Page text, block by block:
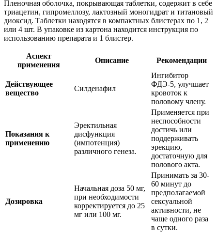
Пленочная оболочка, покрывающая таблетки, содержит в себе
триацетин, гипромеллозу, лактозный моногидрат и титановый
диоксид. Таблетки находятся в компактных блистерах по 1, 2
или 4 шт. В упаковке из картона находится инструкция по
использованию препарата и 1 блистер.
Аспект
применения
Описание Рекомендации
Действующее
вещество
Силденафил
Ингибитор
ФДЭ-5, улучшает
кровоток к
половому члену.
Показания к
применению
Эректильная
дисфункция
(импотенция)
различного генеза.
Применяется при
неспособности
достичь или
поддерживать
эрекцию,
достаточную для
полового акта.
Дозировка
Начальная доза 50 мг,
при необходимости
корректируется до 25
мг или 100 мг.
Принимать за 30-
60 минут до
предполагаемой
сексуальной
активности, не
чаще одного раза
в сутки.